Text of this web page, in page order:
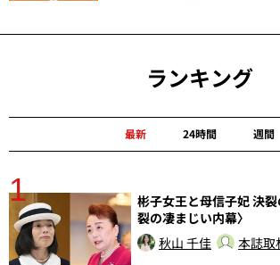
ランキング
最新 24時間 週間
1
彬子女王と母信子妃 決
裂の凄まじい内幕〉
秋山 千佳
本誌取